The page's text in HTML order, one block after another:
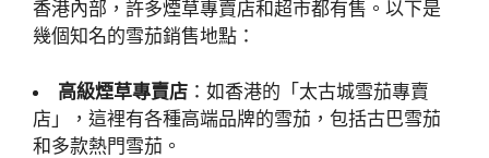
香港內部，許多煙草專賣店和超市都有售。以下是
幾個知名的雪茄銷售地點：
高級煙草專賣店 ：如香港的「太古城雪茄專賣
店」，這裡有各種高端品牌的雪茄，包括古巴雪茄
和多款熱門雪茄。